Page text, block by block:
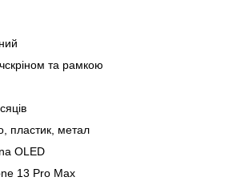
та рамкою
пластик, метал
OLED
13 Pro Max